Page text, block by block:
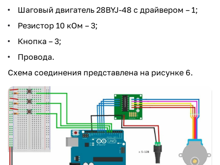
Шаговый двигатель 28BYJ-48 с драйвером – 1;
Резистор 10 кОм – 3;
Кнопка – 3;
Провода.
Схема соединения представлена на рисунке 6.